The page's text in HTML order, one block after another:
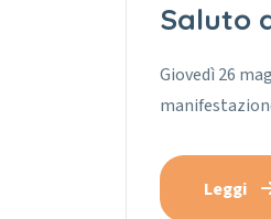
Saluto
Giovedì 26
Leggi